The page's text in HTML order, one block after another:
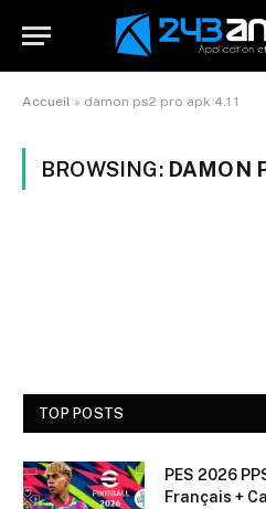
Accueil » damon ps2 pro apk 4.1 1
BROWSING: DAMON
TOP POSTS
PES 2026
Français +